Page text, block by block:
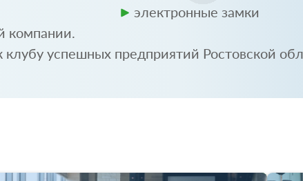
электронные замки
компании.
успешных предприятий Ростовской